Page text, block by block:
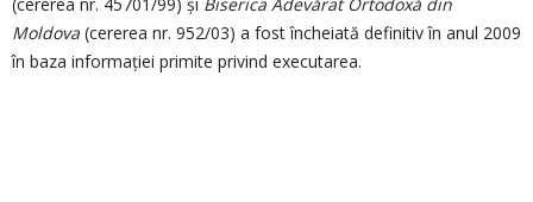
Moldova (cererea nr. 952/03) a fost încheiată definitiv în anul 2009
în baza informației primite privind executarea.